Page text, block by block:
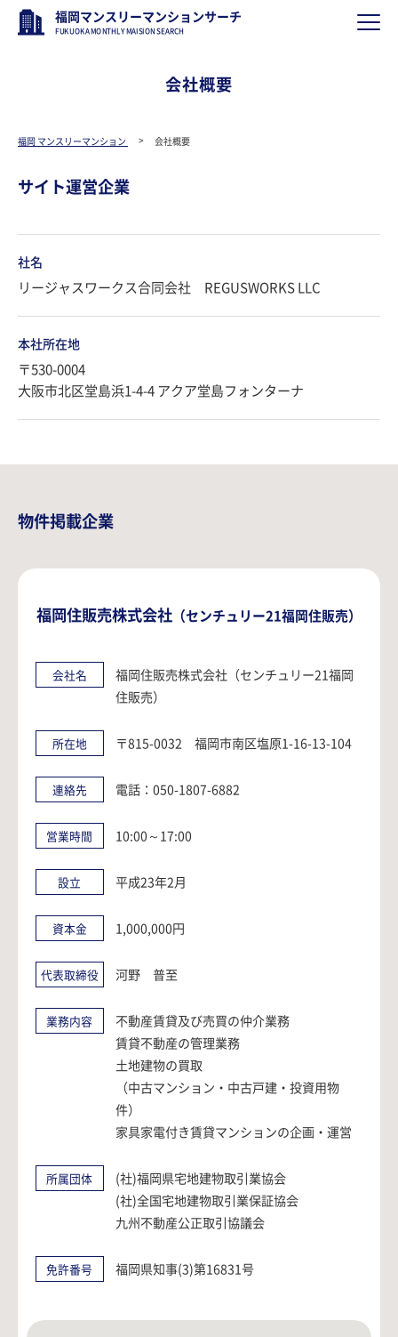
福岡マンスリーマンションサーチ
FUKUOKA MONTHLY MAISION SEARCH
会社概要
福岡 マンスリーマンション 会社概要
サイト運営企業
社名
リージャスワークス合同会社 REGUSWORKS LLC
本社所在地
〒530-0004
大阪市北区堂島浜1-4-4 アクア堂島フォンターナ
物件掲載企業
福岡住販売株式会社 （センチュリー21福岡住販売）
会社名
福岡住販売株式会社（センチュリー21福岡
住販売）
所在地 〒815-0032 福岡市南区塩原1-16-13-104
連絡先 電話：050-1807-6882
営業時間 10:00～17:00
設立 平成23年2月
資本金 1,000,000円
代表取締役 河野 普至
業務内容
不動産賃貸及び売買の仲介業務
賃貸不動産の管理業務
土地建物の買取
（中古マンション・中古戸建・投資用物
件）
家具家電付き賃貸マンションの企画・運営
所属団体
(社)福岡県宅地建物取引業協会
(社)全国宅地建物取引業保証協会
九州不動産公正取引協議会
免許番号 福岡県知事(3)第16831号